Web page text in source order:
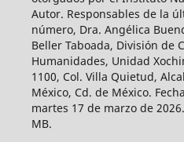
Autor. Responsables de la
número, Dra. Angélica
Beller Taboada, División de
Humanidades, Unidad
1100, Col. Villa Quietud,
México, Cd. de México.
martes 17 de marzo de
MB.